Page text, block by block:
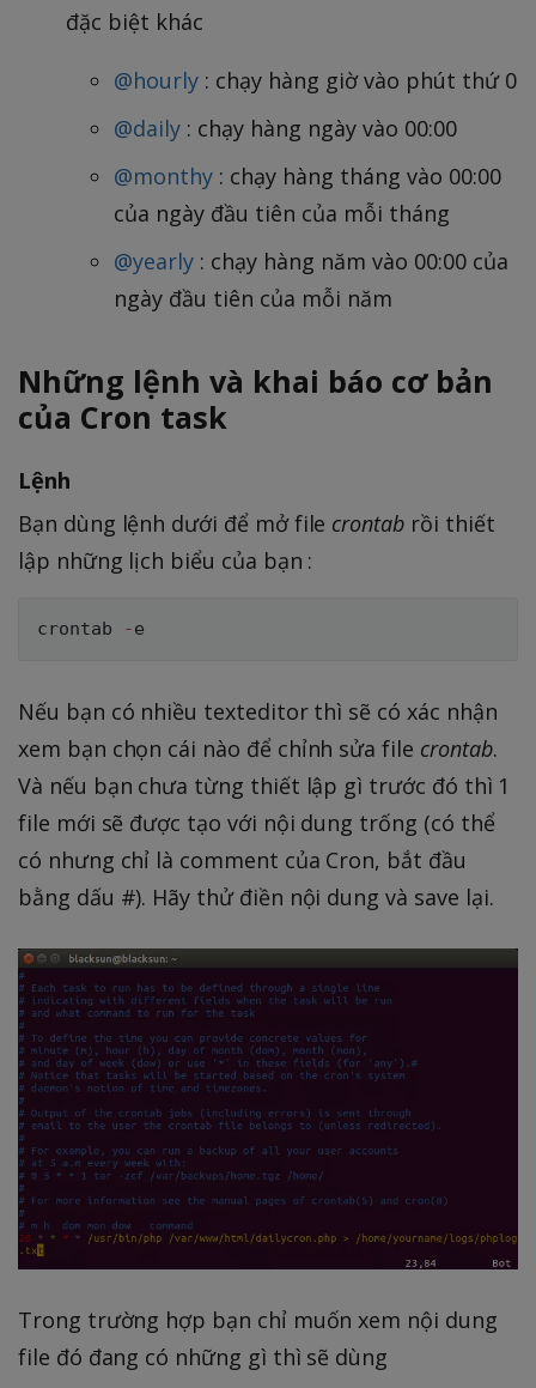
đặc biệt khác
@hourly : chạy hàng giờ vào phút thứ 0
@daily : chạy hàng ngày vào 00:00
@monthy : chạy hàng tháng vào 00:00
của ngày đầu tiên của mỗi tháng
@yearly : chạy hàng năm vào 00:00 của
ngày đầu tiên của mỗi năm
Những lệnh và khai báo cơ bản
của Cron task
Lệnh
Bạn dùng lệnh dưới để mở file crontab rồi thiết
lập những lịch biểu của bạn :
crontab -
Nếu bạn có nhiều texteditor thì sẽ có xác nhận
xem bạn chọn cái nào để chỉnh sửa file crontab.
Và nếu bạn chưa từng thiết lập gì trước đó thì 1
file mới sẽ được tạo với nội dung trống (có thể
có nhưng chỉ là comment của Cron, bắt đầu
bằng dấu #). Hãy thử điền nội dung và save lại.
Trong trường hợp bạn chỉ muốn xem nội dung
file đó đang có những gì thì sẽ dùng